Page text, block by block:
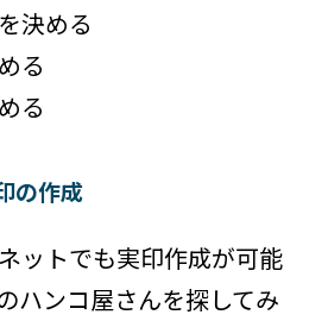
決める
る
る
の作成
ットでも実印作成が可能
ハンコ屋さんを探してみ